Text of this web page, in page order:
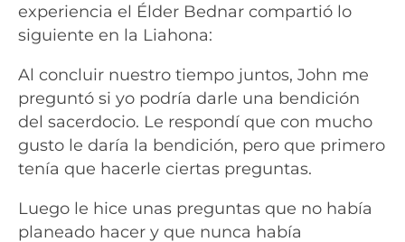
experiencia el Élder Bednar compartió lo
siguiente en la Liahona:
Al concluir nuestro tiempo juntos, John me
preguntó si yo podría darle una bendición
del sacerdocio. Le respondí que con mucho
gusto le daría la bendición, pero que primero
tenía que hacerle ciertas preguntas.
Luego le hice unas preguntas que no había
planeado hacer y que nunca había